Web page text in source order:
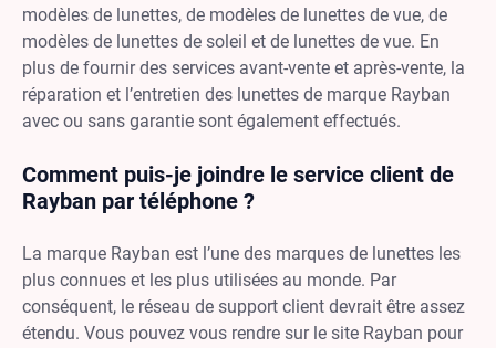
modèles de lunettes, de modèles de lunettes de vue, de
modèles de lunettes de soleil et de lunettes de vue. En
plus de fournir des services avant-vente et après-vente, la
réparation et l’entretien des lunettes de marque Rayban
avec ou sans garantie sont également effectués.
Comment puis-je joindre le service client de
Rayban par téléphone ?
La marque Rayban est l’une des marques de lunettes les
plus connues et les plus utilisées au monde. Par
conséquent, le réseau de support client devrait être assez
étendu. Vous pouvez vous rendre sur le site Rayban pour